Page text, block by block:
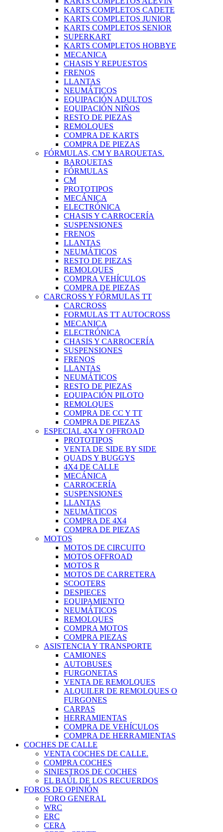
KARTS COMPLETOS CADETE
KARTS COMPLETOS JUNIOR
KARTS COMPLETOS SENIOR
SUPERKART
KARTS COMPLETOS HOBBYE
MECANICA
CHASIS Y REPUESTOS
FRENOS
LLANTAS
NEUMÁTICOS
EQUIPACIÓN ADULTOS
EQUIPACIÓN NIÑOS
RESTO DE PIEZAS
REMOLQUES
COMPRA DE KARTS
COMPRA DE PIEZAS
FÓRMULAS, CM Y BARQUETAS.
BARQUETAS
FÓRMULAS
CM
PROTOTIPOS
MECÁNICA
ELECTRÓNICA
CHASIS Y CARROCERÍA
SUSPENSIONES
FRENOS
LLANTAS
NEUMÁTICOS
RESTO DE PIEZAS
REMOLQUES
COMPRA VEHÍCULOS
COMPRA DE PIEZAS
CARCROSS Y FÓRMULAS TT
CARCROSS
FORMULAS TT AUTOCROSS
MECANICA
ELECTRÓNICA
CHASIS Y CARROCERÍA
SUSPENSIONES
FRENOS
LLANTAS
NEUMÁTICOS
RESTO DE PIEZAS
EQUIPACIÓN PILOTO
REMOLQUES
COMPRA DE CC Y TT
COMPRA DE PIEZAS
ESPECIAL 4X4 Y OFFROAD
PROTOTIPOS
VENTA DE SIDE BY SIDE
QUADS Y BUGGYS
4X4 DE CALLE
MECÁNICA
CARROCERÍA
SUSPENSIONES
LLANTAS
NEUMÁTICOS
COMPRA DE 4X4
COMPRA DE PIEZAS
MOTOS
MOTOS DE CIRCUITO
MOTOS OFFROAD
MOTOS R
MOTOS DE CARRETERA
SCOOTERS
DESPIECES
EQUIPAMIENTO
NEUMÁTICOS
REMOLQUES
COMPRA MOTOS
COMPRA PIEZAS
ASISTENCIA Y TRANSPORTE
CAMIONES
AUTOBUSES
FURGONETAS
VENTA DE REMOLQUES
ALQUILER DE REMOLQUES O
FURGONES
CARPAS
HERRAMIENTAS
COMPRA DE VEHÍCULOS
COMPRA DE HERRAMIENTAS
COCHES DE CALLE
VENTA COCHES DE CALLE.
COMPRA COCHES
SINIESTROS DE COCHES
EL BAÚL DE LOS RECUERDOS
FOROS DE OPINIÓN
FORO GENERAL
WRC
ERC
CERA